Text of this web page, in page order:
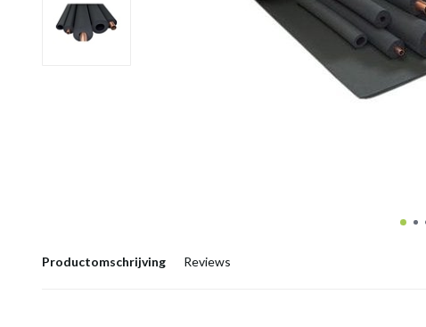
Productomschrijving Reviews